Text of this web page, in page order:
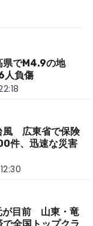
県でM4.9の地
人負傷
風 広東省で保険
件、迅速な災害
目前 山東・竜